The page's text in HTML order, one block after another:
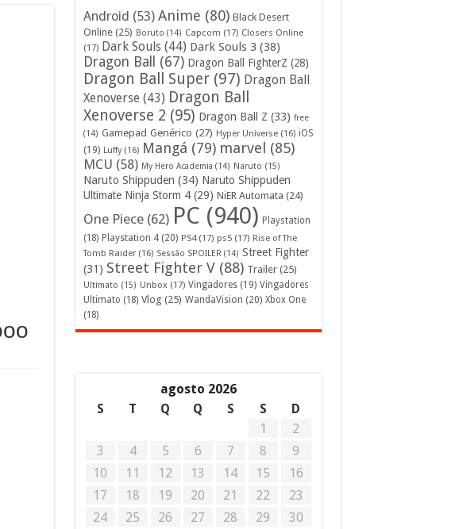
Android (53) Anime (80) Black Desert
Online(25) Boruto (14) Capcom (17) Closers Online
(17) Dark Souls(44) Dark Souls 3 (38)
Dragon Ball (67) Dragon Ball FighterZ (28)
Dragon Ball Super(97) Dragon Ball
Xenoverse (43) Dragon Ball
Xenoverse 2 (95) Dragon Ball Z (33) free
(14) Gamepad Genérico (27) Hyper Universe(16) iOS
(19) Luffy(16) Mangá (79) marvel (85)
MCU (58) My Hero Academia (14) Naruto (15)
Naruto Shippuden (34) Naruto Shippuden
Ultimate Ninja Storm 4(29) NiER Automata (24)
One Piece(62) PC (940) Playstation
(18) Playstation 4(20) PS4(17) ps5(17) Rise of The
Tomb Raider(16) Sessão SPOILER(14) Street Fighter
(31) Street Fighter V(88) Trailer(25)
Ultimato (15) Unbox(17) Vingadores(19) Vingadores
Ultimato (18) Vlog (25) WandaVision (20) Xbox One
(18)
agosto 2026
S
T Q Q S S
D
1
2
3
4 5 6 7 8
9
10
11 12 13 14 15
16
17
18 19 20 21 22
23
24
25 26 27 28 29
30